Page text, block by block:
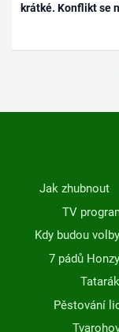
krátké. Konflikt se
Jak zhubnout
TV
Kdy budou volby
7 pádů
Pěstování